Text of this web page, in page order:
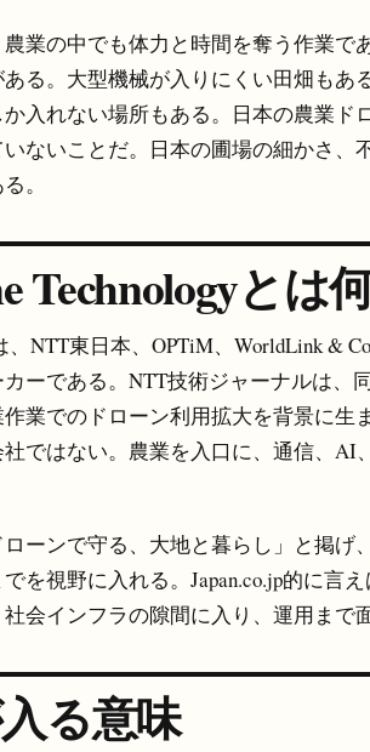
業の中でも体力と時間を奪う作業で
る。大型機械が入りにくい田畑もあ
入れない場所もある。日本の農業ド
ないことだ。日本の圃場の細かさ、
。
Technologyとは
、NTT東日本、OPTiM、WorldLink &
ーである。NTT技術ジャーナルは、
業でのドローン利用拡大を背景に生
ではない。農業を入口に、通信、AI
ーンで守る、大地と暮らし」と掲げ
を視野に入れる。Japan.co.jp的に言
会インフラの隙間に入り、運用まで
る意味